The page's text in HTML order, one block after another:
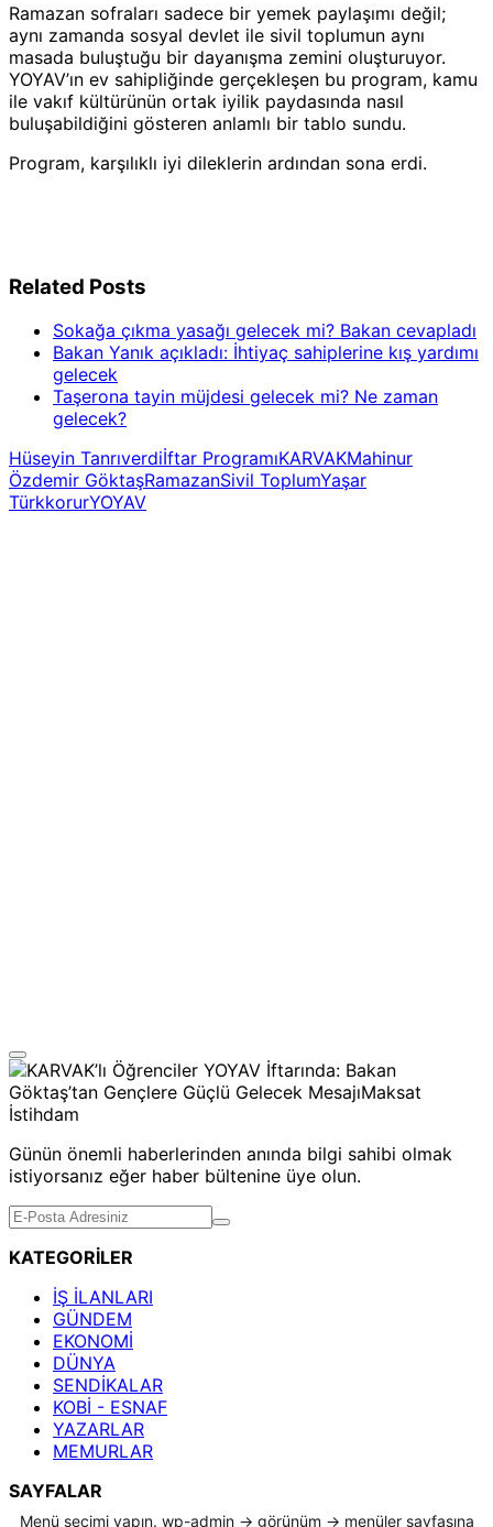
Ramazan sofraları sadece bir yemek paylaşımı değil;
aynı zamanda sosyal devlet ile sivil toplumun aynı
masada buluştuğu bir dayanışma zemini oluşturuyor.
YOYAV’ın ev sahipliğinde gerçekleşen bu program, kamu
ile vakıf kültürünün ortak iyilik paydasında nasıl
buluşabildiğini gösteren anlamlı bir tablo sundu.
Program, karşılıklı iyi dileklerin ardından sona erdi.
Related Posts
Sokağa çıkma yasağı gelecek mi? Bakan cevapladı
Bakan Yanık açıkladı: İhtiyaç sahiplerine kış yardımı
gelecek
Taşerona tayin müjdesi gelecek mi? Ne zaman
gelecek?
Hüseyin Tanrıverdiİftar ProgramıKARVAKMahinur
Özdemir GöktaşRamazanSivil ToplumYaşar
TürkkorurYOYAV
Günün önemli haberlerinden anında bilgi sahibi olmak
istiyorsanız eğer haber bültenine üye olun.
KATEGORİLER
İŞ İLANLARI
GÜNDEM
EKONOMİ
DÜNYA
SENDİKALAR
KOBİ - ESNAF
YAZARLAR
MEMURLAR
SAYFALAR
Menü seçimi yapın. wp-admin -> görünüm -> menüler sayfasına